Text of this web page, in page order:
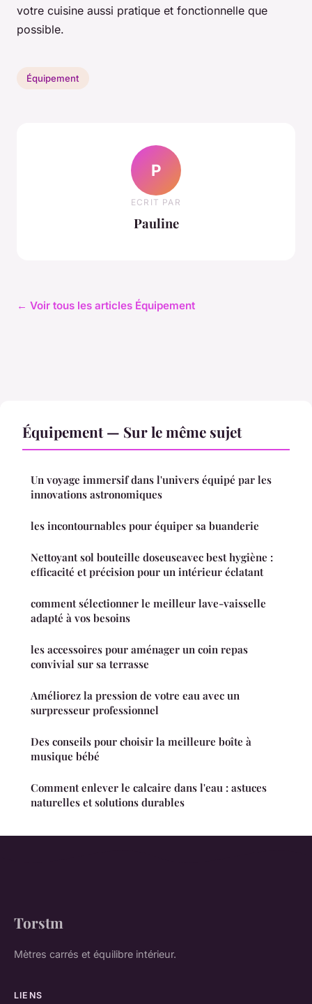
votre cuisine aussi pratique et fonctionnelle que
possible.
Équipement
P
ECRIT PAR
Pauline
← Voir tous les articles Équipement
Équipement — Sur le même sujet
Un voyage immersif dans l'univers équipé par les
innovations astronomiques
les incontournables pour équiper sa buanderie
Nettoyant sol bouteille doseuseavec best hygiène :
efficacité et précision pour un intérieur éclatant
comment sélectionner le meilleur lave-vaisselle
adapté à vos besoins
les accessoires pour aménager un coin repas
convivial sur sa terrasse
Améliorez la pression de votre eau avec un
surpresseur professionnel
Des conseils pour choisir la meilleure boîte à
musique bébé
Comment enlever le calcaire dans l'eau : astuces
naturelles et solutions durables
Torstm
Mètres carrés et équilibre intérieur.
LIENS